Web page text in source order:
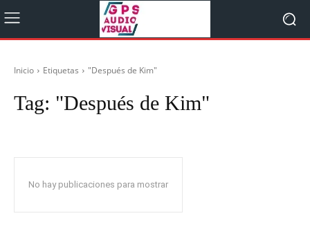
Inicio Etiquetas "Después de Kim"
Tag: "Después de Kim"
No hay publicaciones para mostrar